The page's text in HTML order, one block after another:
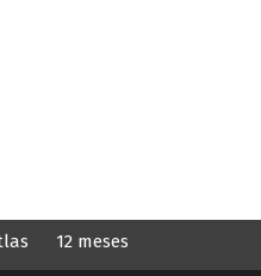
12 meses